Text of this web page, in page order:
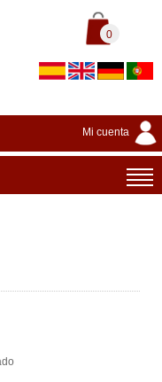
0
Mi cuenta